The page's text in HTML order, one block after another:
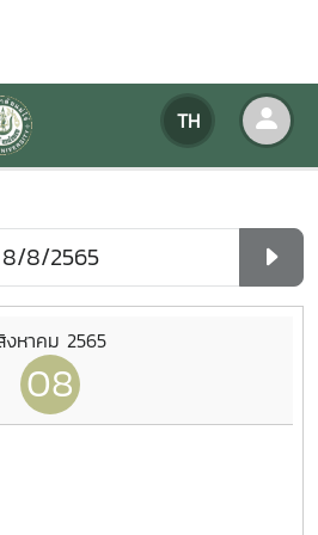
TH
องหน่วยงาน
ยงาน
งหาคม 2565
08